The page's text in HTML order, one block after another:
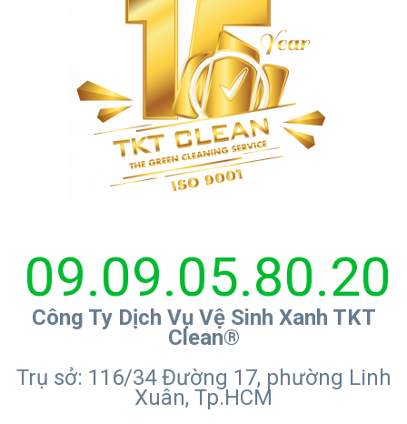
09.09.05.80.20
Công Ty Dịch Vụ Vệ Sinh Xanh TKT
Clean®
Trụ sở: 116/34 Đường 17, phường Linh
Xuân, Tp.HCM